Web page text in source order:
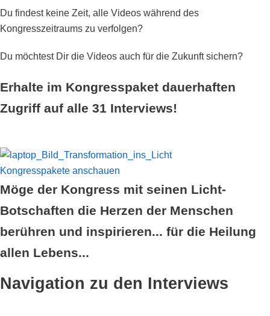
Du findest keine Zeit, alle Videos während des
Kongresszeitraums zu verfolgen?
Du möchtest Dir die Videos auch für die Zukunft sichern?
Erhalte im Kongresspaket dauerhaften
Zugriff auf alle 31 Interviews!
Kongresspakete anschauen
Möge der Kongress mit seinen Licht-
Botschaften die Herzen der Menschen
berühren und inspirieren... für die Heilung
allen Lebens...
Navigation zu den Interviews